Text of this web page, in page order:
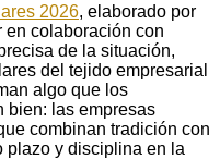
2026, elaborado por
en colaboración con
de la situación,
del tejido empresarial
algo que los
bien: las empresas
combinan tradición con
plazo y disciplina en la